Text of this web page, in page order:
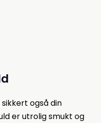
også din
er utrolig smukt og